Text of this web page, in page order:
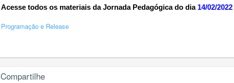
Acesse todos os materiais da Jornada Pedagógica do dia 14/02/2022
Programação e Release
Compartilhe